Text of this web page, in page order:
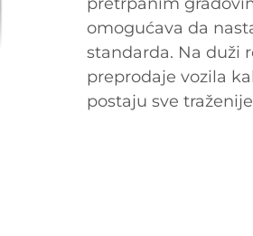
omogućava da
standarda. Na duži
preprodaje vozila
postaju sve